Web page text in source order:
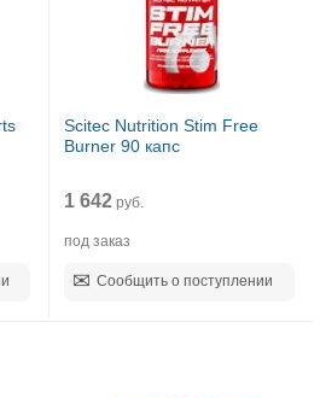
Scitec Nutrition Stim Free
Burner 90 капс
1 642 руб.
под заказ
Сообщить о поступлении